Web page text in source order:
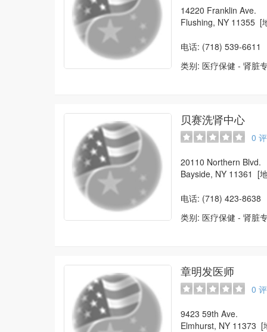
14220 Franklin Ave.
Flushing, NY 11355 [
电话: (718) 539-6611
类别: 医疗保健 - 肾脏
贝赛洗肾中心
0
20110 Northern Blvd.
Bayside, NY 11361 [
电话: (718) 423-8638
类别: 医疗保健 - 肾脏
章明发医师
0
9423 59th Ave.
Elmhurst, NY 11373 [